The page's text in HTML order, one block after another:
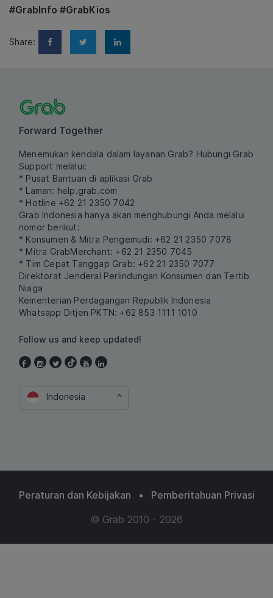
#GrabInfo #GrabKios
Share:
Forward Together
Menemukan kendala dalam layanan Grab? Hubungi Grab
Support melalui:
* Pusat Bantuan di aplikasi Grab
* Laman: help.grab.com
* Hotline +62 21 2350 7042
Grab Indonesia hanya akan menghubungi Anda melalui
nomor berikut:
* Konsumen & Mitra Pengemudi: +62 21 2350 7078
* Mitra GrabMerchant: +62 21 2350 7045
* Tim Cepat Tanggap Grab: +62 21 2350 7077
Direktorat Jenderal Perlindungan Konsumen dan Tertib
Niaga
Kementerian Perdagangan Republik Indonesia
Whatsapp Ditjen PKTN: +62 853 1111 1010
Follow us and keep updated!
Indonesia
Peraturan dan Kebijakan •
Pemberitahuan Privasi
© Grab 2010 - 2026